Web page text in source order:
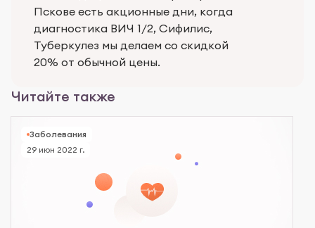
Пскове есть акционные дни, когда
диагностика ВИЧ 1/2, Сифилис,
Туберкулез мы делаем со скидкой
20% от обычной цены.
Читайте также
Заболевания
29 июн 2022 г.